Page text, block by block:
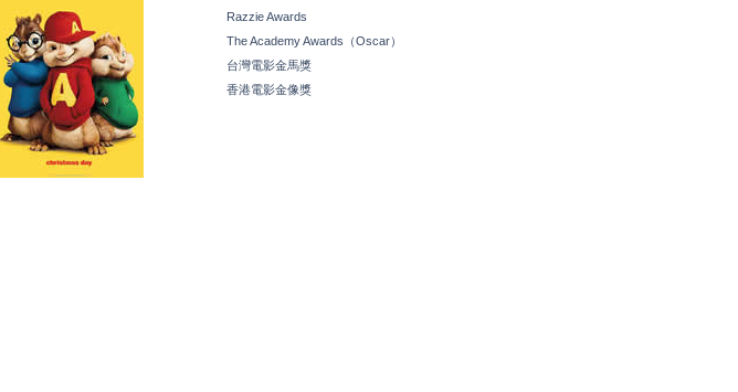
Razzie Awards
The Academy Awards（Oscar）
台灣電影金馬獎
香港電影金像獎